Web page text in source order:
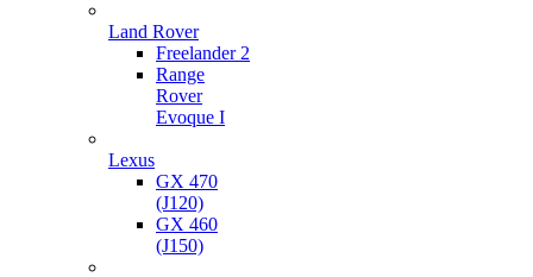
Land Rover
Freelander 2
Range
Rover
Evoque I
Lexus
GX 470
(J120)
GX 460
(J150)